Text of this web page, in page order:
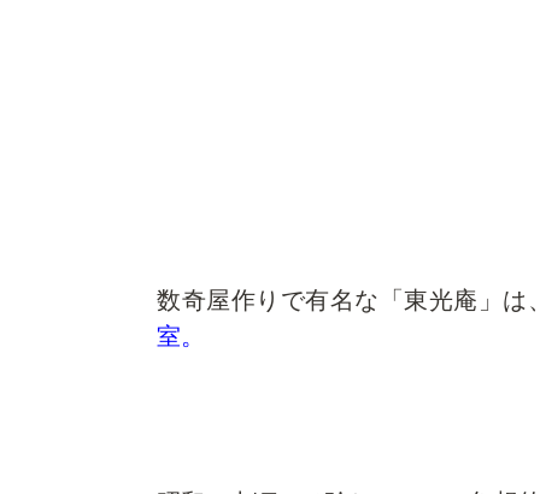
数奇屋作り で有名な「東光庵」は
室。